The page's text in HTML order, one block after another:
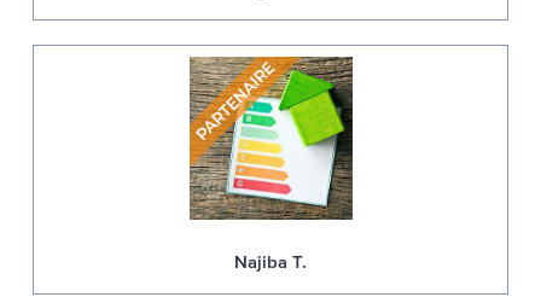
Najiba T.